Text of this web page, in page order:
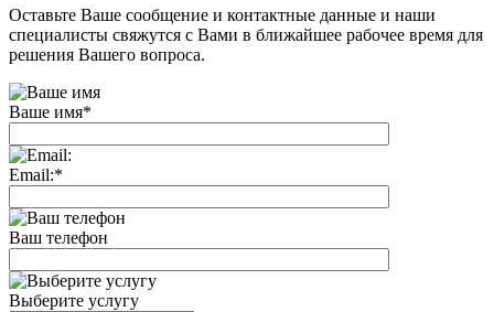
Оставьте Ваше сообщение и контактные данные и наши
специалисты свяжутся с Вами в ближайшее рабочее время для
решения Вашего вопроса.
Ваше имя*
Email:*
Ваш телефон
Выберите услугу